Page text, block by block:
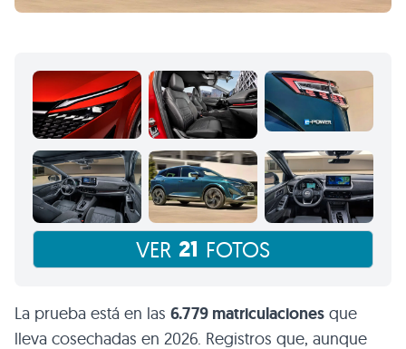
VER 21 FOTOS
La prueba está en las 6.779 matriculaciones que
lleva cosechadas en 2026. Registros que, aunque